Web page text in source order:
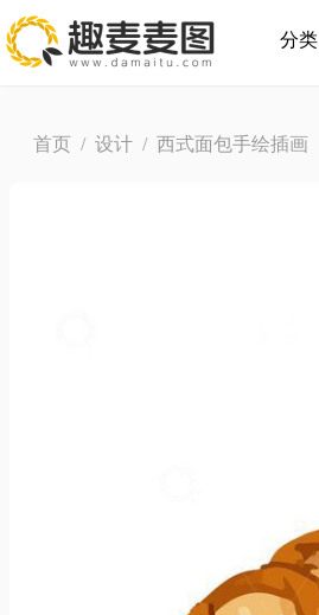
分类
首页 / 设计 / 西式面包手绘插画